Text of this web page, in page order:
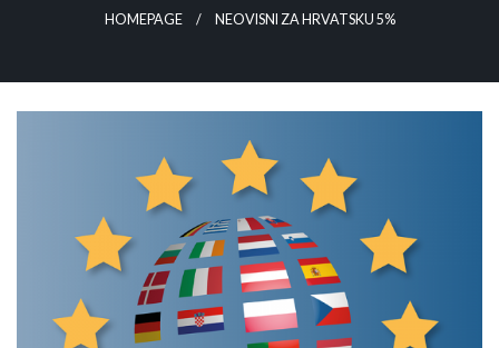
HOMEPAGE NEOVISNI ZA HRVATSKU 5%